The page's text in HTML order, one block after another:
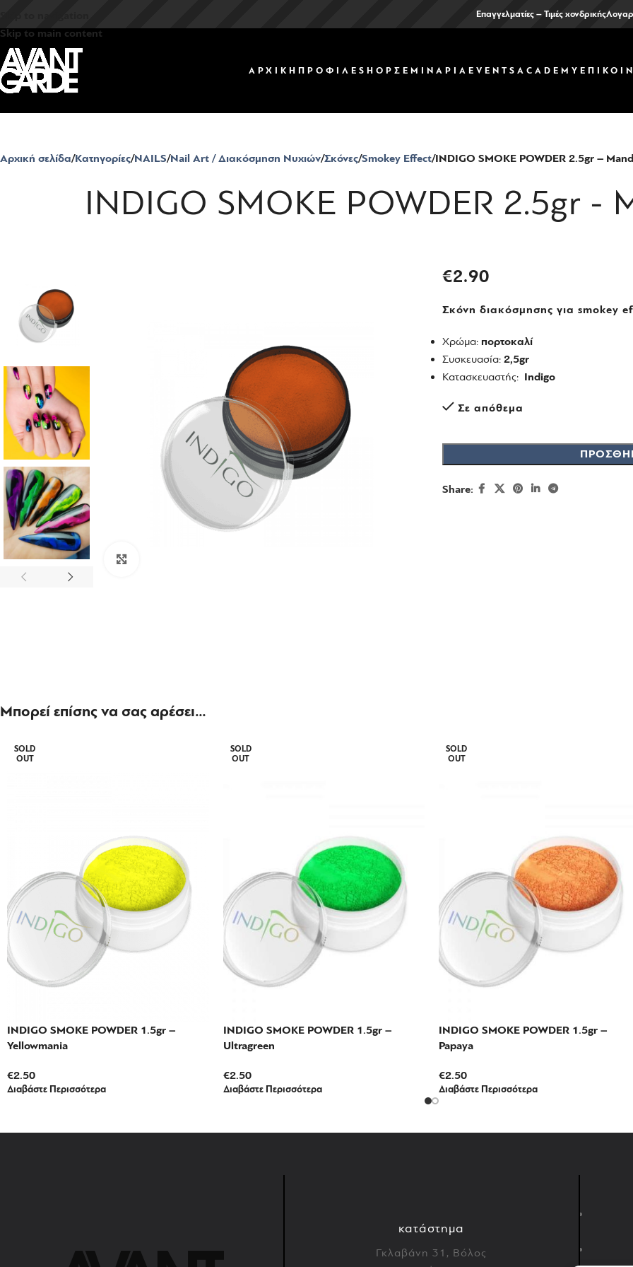
Skip to main content
Επαγγελματίες – Τιμές χονδρικής
ΑΡΧΙΚΗ ΠΡΟΦΙΛ ΕSHOP ΣΕΜΙΝΑΡΙΑ EVENTS ACADEMY
Αρχική σελίδα Κατηγορίες NAILS Nail Art / Διακόσμηση Νυχιών Σκόνες Smokey Effect INDIGO SMOKE POWDER 2.5gr –
INDIGO SMOKE POWDER 2.5gr -
€2.90
Σκόνη διακόσμησης για smokey
Χρώμα: πορτοκαλί
Συσκευασία: 2,5gr
Κατασκευαστής: Indigo
Σε απόθεμα
Share:
Μπορεί επίσης να σας αρέσει…
SOLD
OUT
INDIGO SMOKE POWDER 1.5gr –
Yellowmania
€2.50
Διαβάστε Περισσότερα
SOLD
OUT
INDIGO SMOKE POWDER 1.5gr –
Ultragreen
€2.50
Διαβάστε Περισσότερα
SOLD
OUT
INDIGO SMOKE POWDER 1.5gr –
Papaya
€2.50
Διαβάστε Περισσότερα
κατάστημα
Γκλαβάνη 31, Βόλος